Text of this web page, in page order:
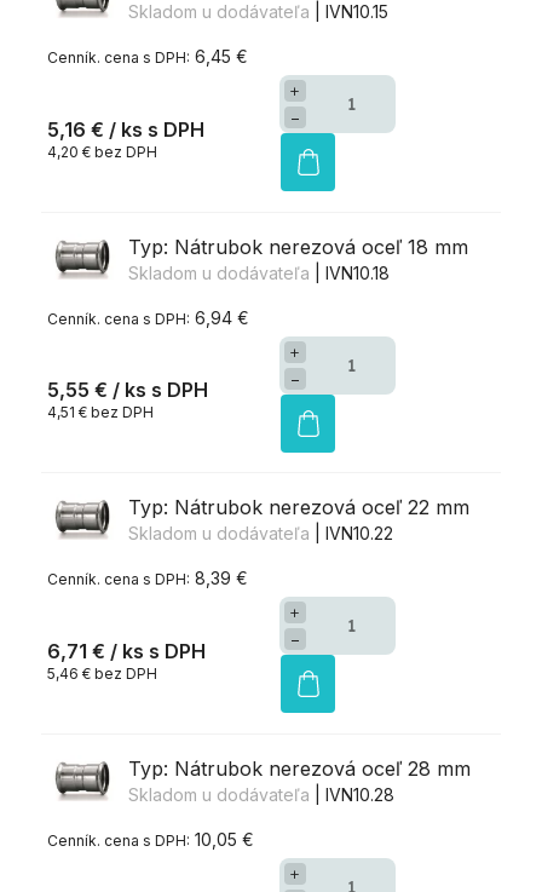
Skladom u dodávateľa | IVN10.15
6,45 €
5,16 € / ks
4,20 € bez DPH
+
−
Typ: Nátrubok nerezová oceľ 18 mm
Skladom u dodávateľa | IVN10.18
6,94 €
5,55 € / ks
4,51 € bez DPH
+
−
Typ: Nátrubok nerezová oceľ 22 mm
Skladom u dodávateľa | IVN10.22
8,39 €
6,71 € / ks
5,46 € bez DPH
+
−
Typ: Nátrubok nerezová oceľ 28 mm
Skladom u dodávateľa | IVN10.28
10,05 €
+